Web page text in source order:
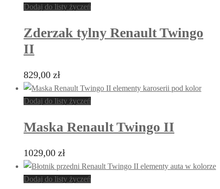
Dodaj do listy życzeń
Zderzak tylny Renault Twingo
II
829,00 zł
Dodaj do listy życzeń
Maska Renault Twingo II
1029,00 zł
Dodaj do listy życzeń